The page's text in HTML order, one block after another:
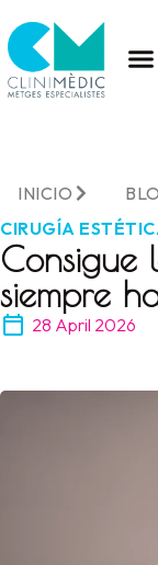
INICIO
CIRUGÍA
Consigue
siempre
28 April 2026